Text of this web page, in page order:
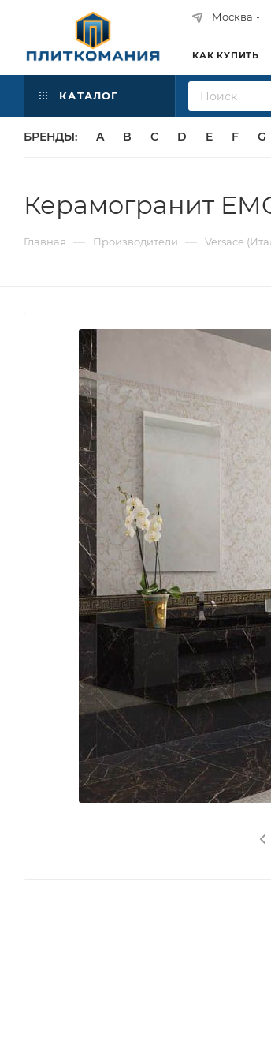
Москва
КАК КУПИТЬ
КАТАЛОГ
БРЕНДЫ: A B C D E F G
Керамогранит
Главная — Производители — Versace